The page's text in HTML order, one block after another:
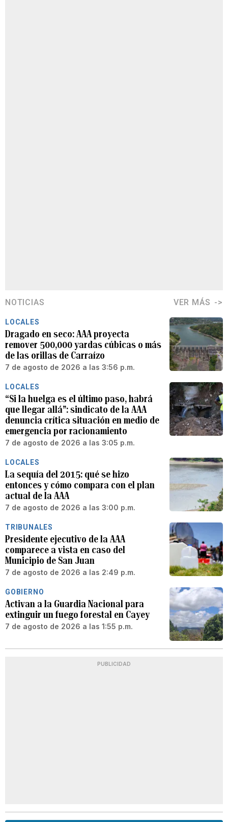
NOTICIAS VER MÁS
LOCALES
Dragado en seco: AAA proyecta
remover 500,000 yardas cúbicas o más
de las orillas de Carraízo
7 de agosto de 2026 a las 3:56 p.m.
LOCALES
“Si la huelga es el último paso, habrá
que llegar allá”: sindicato de la AAA
denuncia crítica situación en medio de
emergencia por racionamiento
7 de agosto de 2026 a las 3:05 p.m.
LOCALES
La sequía del 2015: qué se hizo
entonces y cómo compara con el plan
actual de la AAA
7 de agosto de 2026 a las 3:00 p.m.
TRIBUNALES
Presidente ejecutivo de la AAA
comparece a vista en caso del
Municipio de San Juan
7 de agosto de 2026 a las 2:49 p.m.
GOBIERNO
Activan a la Guardia Nacional para
extinguir un fuego forestal en Cayey
7 de agosto de 2026 a las 1:55 p.m.
PUBLICIDAD